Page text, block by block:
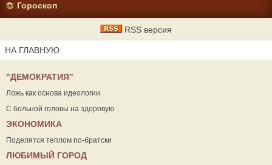
Гороскоп
RSS версия
НА ГЛАВНУЮ
"ДЕМОКРАТИЯ"
Ложь как основа идеологии
С больной головы на здоровую
ЭКОНОМИКА
Поделятся теплом по-братски
ЛЮБИМЫЙ ГОРОД